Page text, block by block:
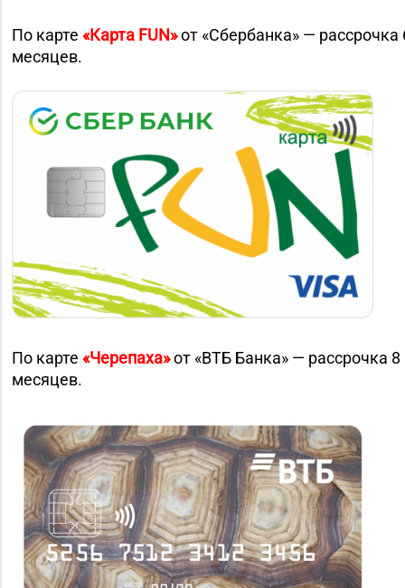
По карте «Карта FUN»от «Сбербанка» — рассрочка
месяцев.
По карте «Черепаха»от «ВТБ Банка» — рассрочка 8
месяцев.